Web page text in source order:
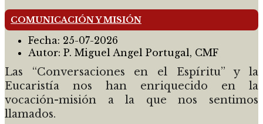
COMUNICACIÓN Y MISIÓN
Fecha: 25-07-2026
Autor: P. Miguel Angel Portugal, CMF
Las “Conversaciones en el Espíritu” y la
Eucaristía nos han enriquecido en la
vocación-misión a la que nos sentimos
llamados.